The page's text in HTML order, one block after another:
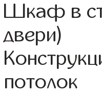
Шкаф в
двери)
потолок